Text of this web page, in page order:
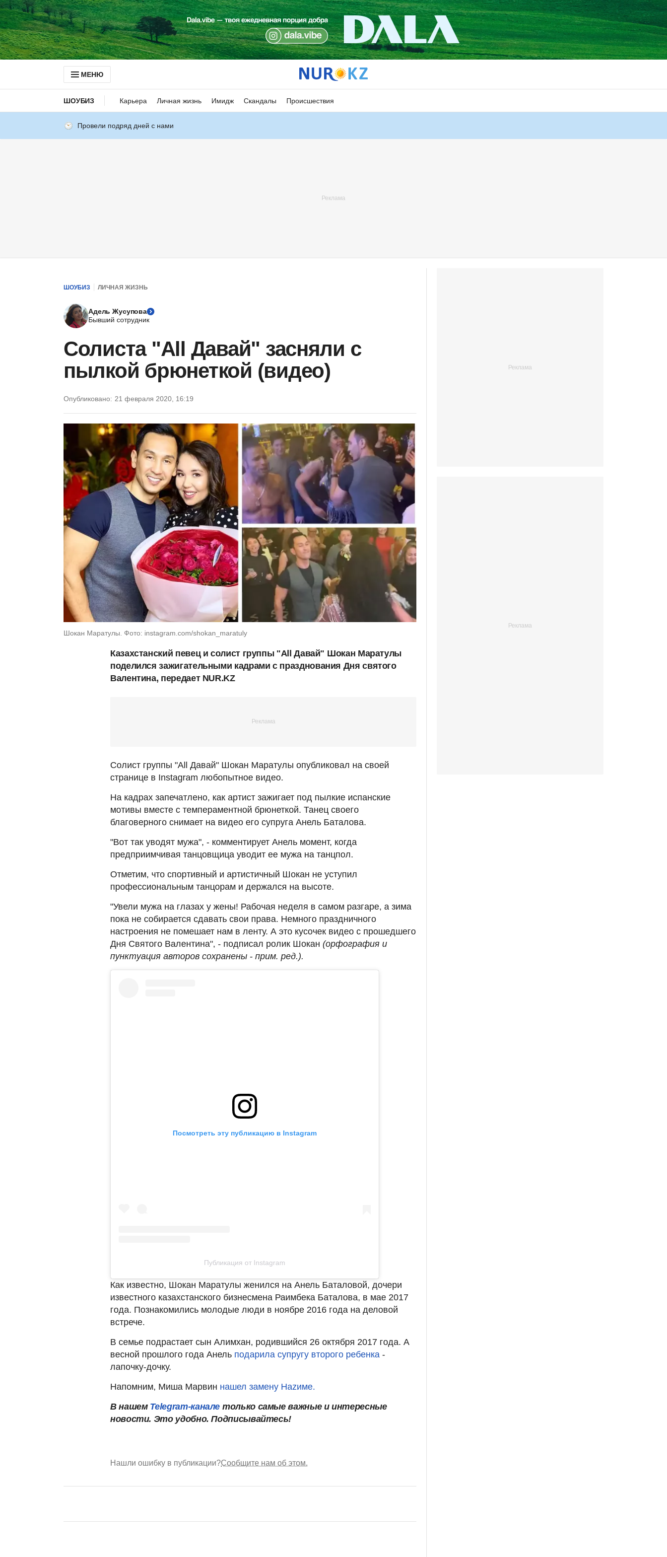
МЕНЮ
ШОУБИЗ Карьера Личная жизнь Имидж Скандалы Происшествия
Провели подряд дней с нами
ШОУБИЗ ЛИЧНАЯ ЖИЗНЬ
Адель Жусупова
Бывший сотрудник
Cолиста "All Давай" засняли с
пылкой брюнеткой (видео)
Опубликовано: 21 февраля 2020, 16:19
Шокан Маратулы. Фото: instagram.com/shokan_maratuly
Казахстанский певец и солист группы "All Давай" Шокан Маратулы
поделился зажигательными кадрами с празднования Дня святого
Валентина, передает NUR.KZ
Солист группы "All Давай" Шокан Маратулы опубликовал на своей
странице в Instagram любопытное видео.
На кадрах запечатлено, как артист зажигает под пылкие испанские
мотивы вместе с темпераментной брюнеткой. Танец своего
благоверного снимает на видео его супруга Анель Баталова.
"Вот так уводят мужа", - комментирует Анель момент, когда
предприимчивая танцовщица уводит ее мужа на танцпол.
Отметим, что спортивный и артистичный Шокан не уступил
профессиональным танцорам и держался на высоте.
"Увели мужа на глазах у жены! Рабочая неделя в самом разгаре, а зима
пока не собирается сдавать свои права. Немного праздничного
настроения не помешает нам в ленту. А это кусочек видео с прошедшего
Дня Святого Валентина", - подписал ролик Шокан (орфография и
пунктуация авторов сохранены - прим. ред.).
Посмотреть эту публикацию в Instagram
Публикация от Instagram
Как известно, Шокан Маратулы женился на Анель Баталовой, дочери
известного казахстанского бизнесмена Раимбека Баталова, в мае 2017
года. Познакомились молодые люди в ноябре 2016 года на деловой
встрече.
В семье подрастает сын Алимхан, родившийся 26 октября 2017 года. А
весной прошлого года Анель подарила супругу второго ребенка -
лапочку-дочку.
Напомним, Миша Марвин нашел замену Наzиме.
В нашем Telegram-канале только самые важные и интересные
новости. Это удобно. Подписывайтесь!
Нашли ошибку в публикации?Сообщите нам об этом.